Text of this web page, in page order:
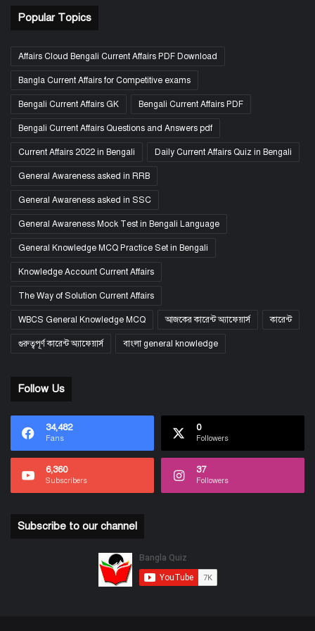
Popular Topics
Affairs Cloud Bengali Current Affairs PDF Download
Bangla Current Affairs for Competitive exams
Bengali Current Affairs GK Bengali Current Affairs PDF
Bengali Current Affairs Questions and Answers pdf
Current Affairs 2022 in Bengali Daily Current Affairs Quiz in Bengali
General Awareness asked in RRB
General Awareness asked in SSC
General Awareness Mock Test in Bengali Language
General Knowledge MCQ Practice Set in Bengali
Knowledge Account Current Affairs
The Way of Solution Current Affairs
WBCS General Knowledge MCQ আজকের কারেন্ট অ্যাফেয়ার্স কারেন্ট
গুরুত্বপূর্ণ কারেন্ট অ্যাফেয়ার্স বাংলা general knowledge
Follow Us
34,482
Fans
0
Followers
6,360
Subscribers
37
Followers
Subscribe to our channel